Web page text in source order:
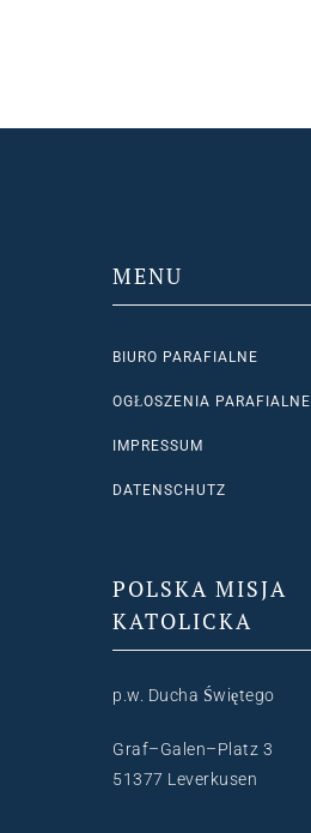
MENU
BIURO PARAFIALNE
OGŁOSZENIA PARAFIALNE
IMPRESSUM
DATENSCHUTZ
POLSKA MISJA
KATOLICKA
p.w. Ducha Świętego
Graf–Galen–Platz 3
51377 Leverkusen